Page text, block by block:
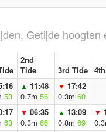
Getijde hoogten
2nd
Tide
3rd Tide
53
▲ 11:48
0.7m 56
▼ 17:42
0.3m 60
63
▼ 06:35
0.3m 66
▲ 13:09
0.8m 69
▼